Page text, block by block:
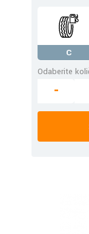
C
Odaberite
-